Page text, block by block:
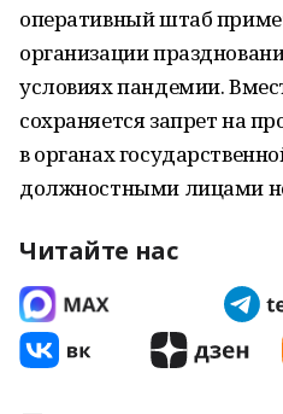
оперативный штаб
организации
условиях пандемии.
сохраняется запрет на
в органах
должностными лицами
Читайте нас